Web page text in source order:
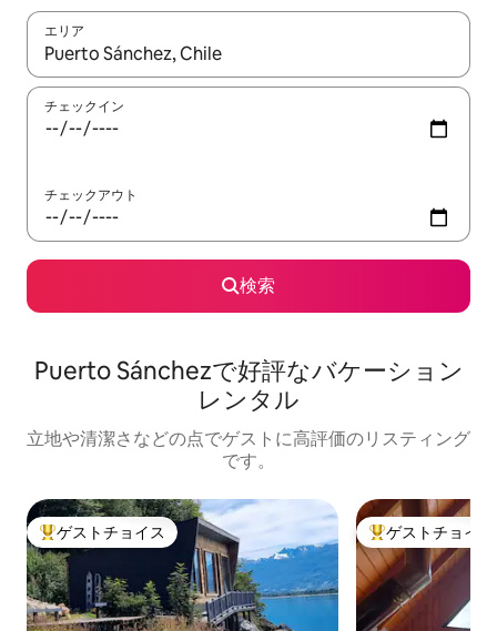
エリア
検索結果が表示されたら、上下の矢印キーを使って移動するか
チェックイン
チェックアウト
検索
Puerto Sánchezで好評なバケーション
レンタル
立地や清潔さなどの点でゲストに高評価のリスティング
です。
大好評のゲストチョイスです。
ゲストチョイス 大好評のゲスト
ゲストチョイス